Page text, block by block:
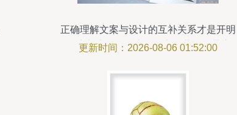
正确理解文案与设计的互补关系才是开明
的处事法子——为什么书面装是自带底
\n不仅是浅尝及的设计局部反馈。很多人
成新的使用诉求风格体现？实际上长期实
更新时间：2026-08-06 01:52:00